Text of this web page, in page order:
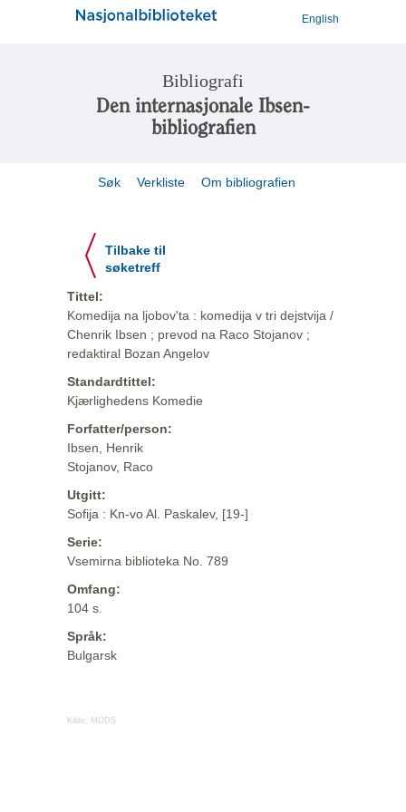
English
Bibliografi
Den internasjonale Ibsen-
bibliografien
Søk Verkliste Om bibliografien
Tilbake til
søketreff
Tittel:
Komedija na ljobov'ta : komedija v tri dejstvija /
Chenrik Ibsen ; prevod na Raco Stojanov ;
redaktiral Bozan Angelov
Standardtittel:
Kjærlighedens Komedie
Forfatter/person:
Ibsen, Henrik
Stojanov, Raco
Utgitt:
Sofija : Kn-vo Al. Paskalev, [19-]
Serie:
Vsemirna biblioteka No. 789
Omfang:
104 s.
Språk:
Bulgarsk
Kilde: MODS